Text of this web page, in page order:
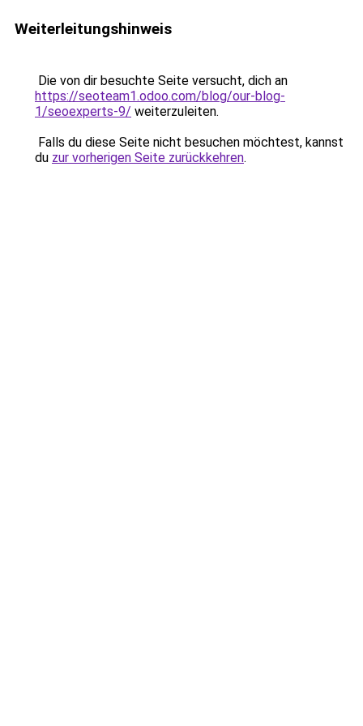
Weiterleitungshinweis
Die von dir besuchte Seite versucht, dich an
https://seoteam1.odoo.com/blog/our-blog-
1/seoexperts-9/ weiterzuleiten.
Falls du diese Seite nicht besuchen möchtest, kannst
du zur vorherigen Seite zurückkehren.